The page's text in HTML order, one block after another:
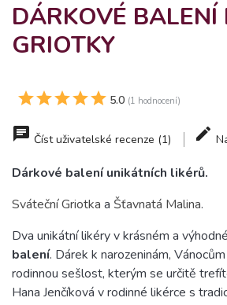
DÁRKOVÉ
GRIOTKY
5.0 (1 hodnocení)
Číst uživatelské recenze (1)
Dárkové balení unikátních likérů.
Sváteční Griotka a Šťavnatá Malina.
Dva unikátní likéry v krásném a
balení. Dárek k narozeninám,
rodinnou sešlost, kterým se určitě
Hana Jenčíková v rodinné likérce s